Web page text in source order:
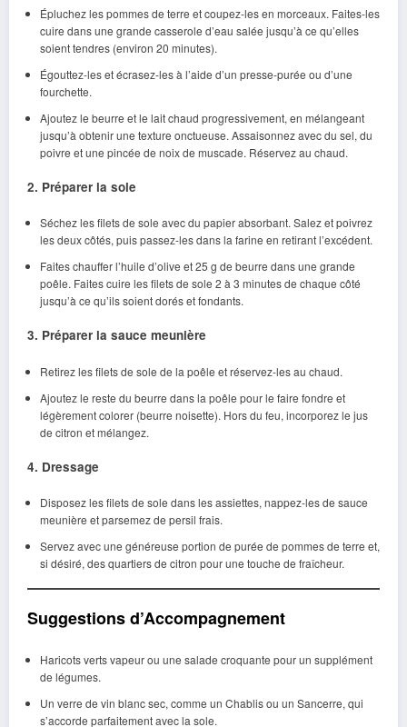
Épluchez les pommes de terre et coupez-les en morceaux. Faites-les
cuire dans une grande casserole d’eau salée jusqu’à ce qu’elles
soient tendres (environ 20 minutes).
Égouttez-les et écrasez-les à l’aide d’un presse-purée ou d’une
fourchette.
Ajoutez le beurre et le lait chaud progressivement, en mélangeant
jusqu’à obtenir une texture onctueuse. Assaisonnez avec du sel, du
poivre et une pincée de noix de muscade. Réservez au chaud.
2. Préparer la sole
Séchez les filets de sole avec du papier absorbant. Salez et poivrez
les deux côtés, puis passez-les dans la farine en retirant l’excédent.
Faites chauffer l’huile d’olive et 25 g de beurre dans une grande
poêle. Faites cuire les filets de sole 2 à 3 minutes de chaque côté
jusqu’à ce qu’ils soient dorés et fondants.
3. Préparer la sauce meunière
Retirez les filets de sole de la poêle et réservez-les au chaud.
Ajoutez le reste du beurre dans la poêle pour le faire fondre et
légèrement colorer (beurre noisette). Hors du feu, incorporez le jus
de citron et mélangez.
4. Dressage
Disposez les filets de sole dans les assiettes, nappez-les de sauce
meunière et parsemez de persil frais.
Servez avec une généreuse portion de purée de pommes de terre et,
si désiré, des quartiers de citron pour une touche de fraîcheur.
Suggestions d’Accompagnement
Haricots verts vapeur ou une salade croquante pour un supplément
de légumes.
Un verre de vin blanc sec, comme un Chablis ou un Sancerre, qui
s’accorde parfaitement avec la sole.